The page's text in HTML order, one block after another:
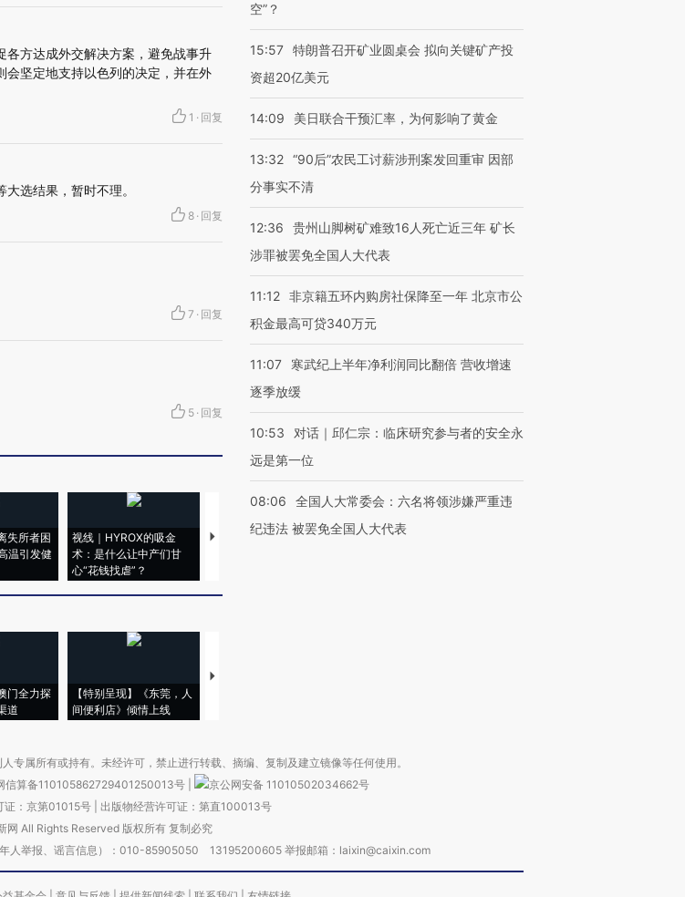
各方达成外交解决方案，避免战事升
会坚定地支持以色列的决定，并在外
1 · 回复
选结果，暂时不理。
8 · 回复
7 · 回复
5 · 回复
失所者困
温引发健
视线｜HYROX的吸金
术：是什么让中产们甘
心“花钱找虐”？
马航飞行员跨国走私7万
视线｜被称为“蟑螂”的印
门全力探
道
【特别呈现】《东莞，人
间便利店》倾情上线
【推广】走进第四届链博
空”？
15:57 特朗普召开矿业圆桌会 拟向关键矿产投
资超20亿美元
14:09 美日联合干预汇率，为何影响了黄金
13:32 “90后”农民工讨薪涉刑案发回重审 因部
分事实不清
12:36
贵州山脚树矿难致16人死亡近三年 矿长
涉罪被罢免全国人大代表
11:12 非京籍五环内购房社保降至一年 北京市公
积金最高可贷340万元
11:07
寒武纪上半年净利润同比翻倍 营收增速
逐季放缓
10:53
对话｜邱仁宗：临床研究参与者的安全永
远是第一位
08:06
全国人大常委会：六名将领涉嫌严重违
纪违法 被罢免全国人大代表
专属所有或持有。未经许可，禁止进行转载、摘编、复制及建立镜像等任何使用。
信算备110105862729401250013号
京公网安备 11010502034662号
证：京第01015号| 出版物经营许可证：第直100013号
网 All Rights Reserved 版权所有 复制必究
人举报、谣言信息）：010-85905050 13195200605 举报邮箱：laixin@caixin.com